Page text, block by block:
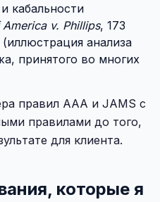
кабальности
v. Phillips, 173
анализа
принятого во многих
правил AAA и JAMS с
правилами до того,
для клиента.
которые я